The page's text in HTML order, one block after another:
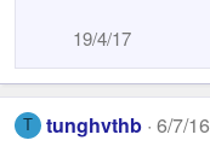
19/4/17
T tunghvthb 6/7/16